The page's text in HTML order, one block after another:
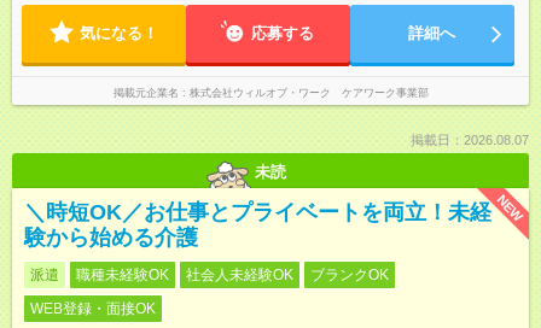
気になる！ 応募する 詳細へ
掲載元企業名 株式会社ウィルオブ・ワーク ケアワーク事業部
掲載日：2026.08.07
未読
NEW
＼時短OK／お仕事とプライベートを両立！未経
験から始める介護
派遣 職種未経験OK 社会人未経験OK
ブランクOK
WEB登録・面接OK